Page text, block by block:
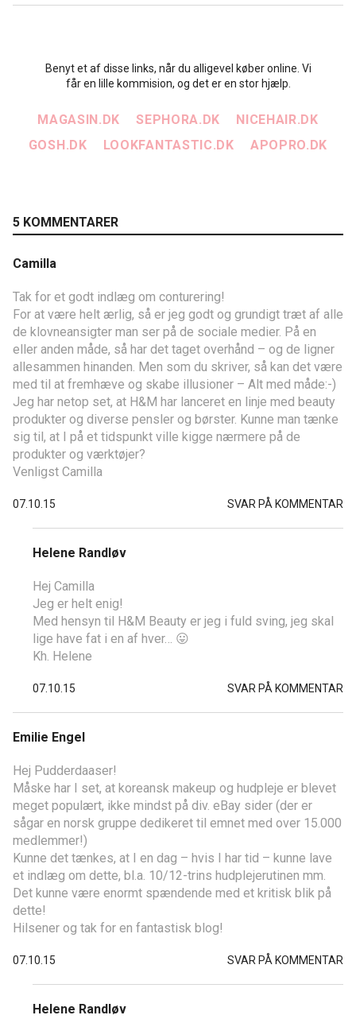
Benyt et af disse links, når du alligevel køber online. Vi
får en lille kommision, og det er en stor hjælp.
MAGASIN.DK SEPHORA.DK
NICEHAIR.DK
GOSH.DK
LOOKFANTASTIC.DK APOPRO.DK
5 KOMMENTARER
Camilla
Tak for et godt indlæg om conturering!
For at være helt ærlig, så er jeg godt og grundigt træt af alle
de klovneansigter man ser på de sociale medier. På en
eller anden måde, så har det taget overhånd – og de ligner
allesammen hinanden. Men som du skriver, så kan det være
med til at fremhæve og skabe illusioner – Alt med måde:-)
Jeg har netop set, at H&M har lanceret en linje med beauty
produkter og diverse pensler og børster. Kunne man tænke
sig til, at I på et tidspunkt ville kigge nærmere på de
produkter og værktøjer?
Venligst Camilla
07.10.15 SVAR PÅ KOMMENTAR
Helene Randløv
Hej Camilla
Jeg er helt enig!
Med hensyn til H&M Beauty er jeg i fuld sving, jeg skal
lige have fat i en af hver… 😛
Kh. Helene
07.10.15 SVAR PÅ KOMMENTAR
Emilie Engel
Hej Pudderdaaser!
Måske har I set, at koreansk makeup og hudpleje er blevet
meget populært, ikke mindst på div. eBay sider (der er
sågar en norsk gruppe dedikeret til emnet med over 15.000
medlemmer!)
Kunne det tænkes, at I en dag – hvis I har tid – kunne lave
et indlæg om dette, bl.a. 10/12-trins hudplejerutinen mm.
Det kunne være enormt spændende med et kritisk blik på
dette!
Hilsener og tak for en fantastisk blog!
07.10.15 SVAR PÅ KOMMENTAR
Helene Randløv